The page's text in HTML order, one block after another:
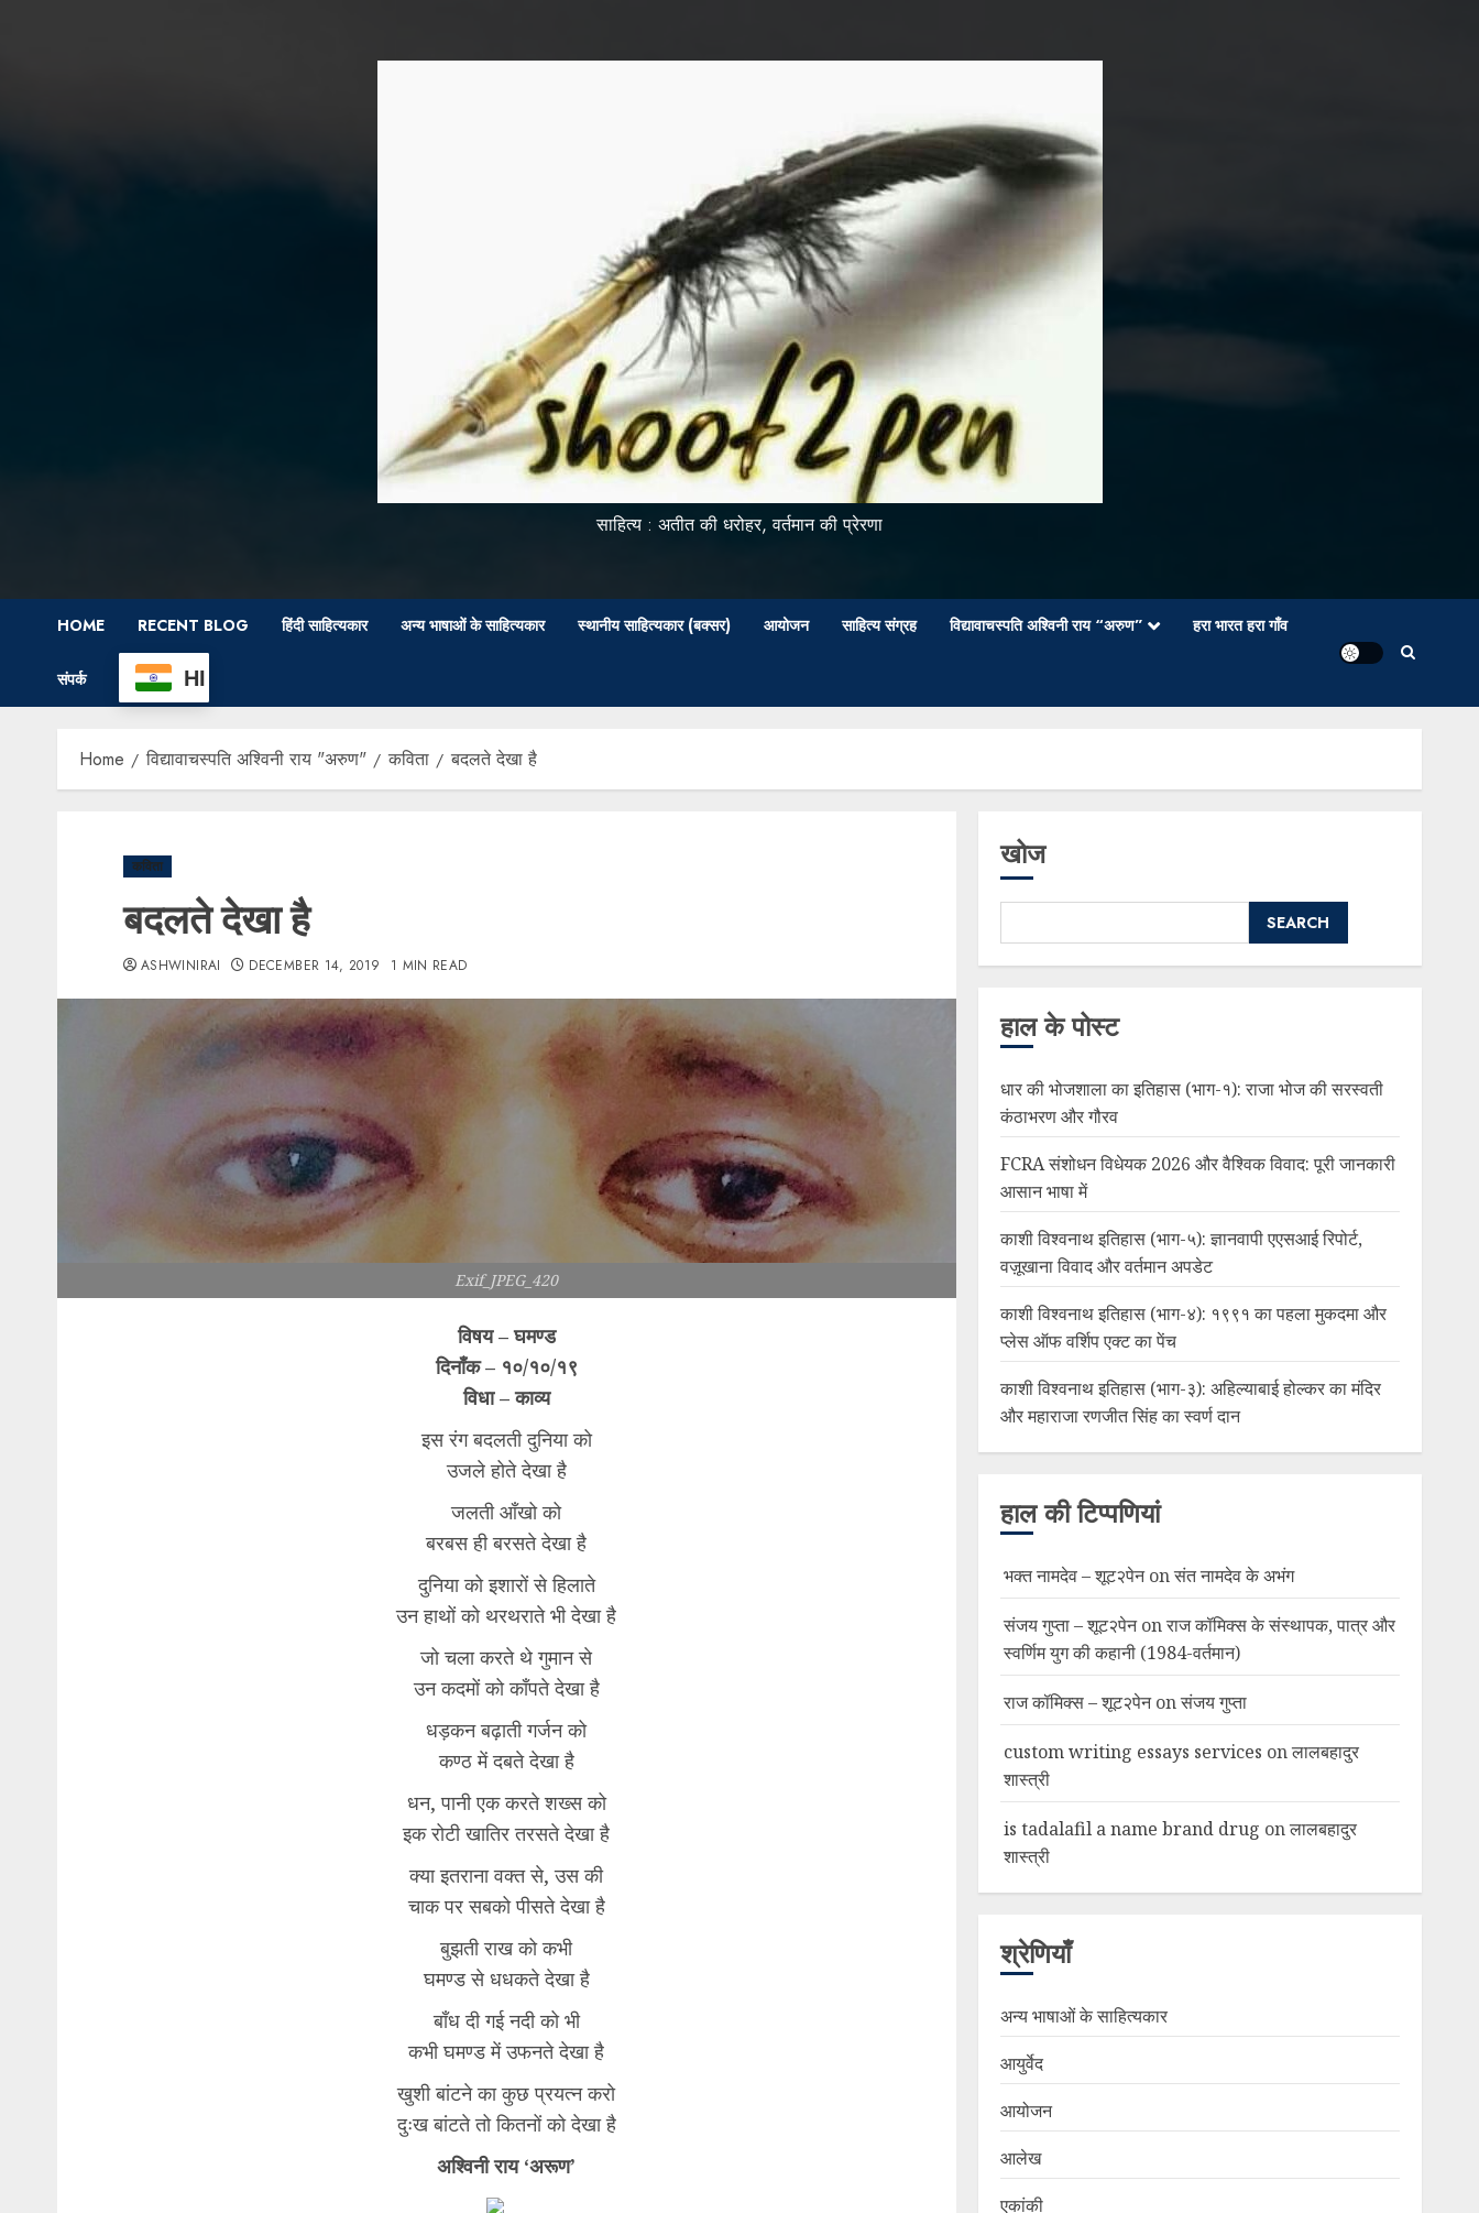
साहित्य : अतीत की धरोहर, वर्तमान की प्रेरणा
HOME RECENT BLOG हिंदी साहित्यकार अन्य भाषाओं के साहित्यकार स्थानीय साहित्यकार (बक्सर) आयोजन साहित्य संग्रह विद्यावाचस्पति अश्विनी राय “अरुण” हरा भारत हरा गाँव
संपर्क HI
Home विद्यावाचस्पति अश्विनी राय "अरुण" कविता बदलते देखा है
कविता
बदलते देखा है
ASHWINIRAI DECEMBER 14, 2019 1 MIN READ
Exif_JPEG_420
विषय – घमण्ड
दिनाँक – १०/१०/१९
विधा – काव्य
इस रंग बदलती दुनिया को
उजले होते देखा है
जलती आँखो को
बरबस ही बरसते देखा है
दुनिया को इशारों से हिलाते
उन हाथों को थरथराते भी देखा है
जो चला करते थे गुमान से
उन कदमों को काँपते देखा है
धड़कन बढ़ाती गर्जन को
कण्ठ में दबते देखा है
धन, पानी एक करते शख्स को
इक रोटी खातिर तरसते देखा है
क्या इतराना वक्त से, उस की
चाक पर सबको पीसते देखा है
बुझती राख को कभी
घमण्ड से धधकते देखा है
बाँध दी गई नदी को भी
कभी घमण्ड में उफनते देखा है
खुशी बांटने का कुछ प्रयत्न करो
दुःख बांटते तो कितनों को देखा है
अश्विनी राय ‘अरूण’
खोज
SEARCH
हाल के पोस्ट
धार की भोजशाला का इतिहास (भाग-१): राजा भोज की सरस्वती
कंठाभरण और गौरव
FCRA संशोधन विधेयक 2026 और वैश्विक विवाद: पूरी जानकारी
आसान भाषा में
काशी विश्वनाथ इतिहास (भाग-५): ज्ञानवापी एएसआई रिपोर्ट,
वज़ूखाना विवाद और वर्तमान अपडेट
काशी विश्वनाथ इतिहास (भाग-४): १९९१ का पहला मुकदमा और
प्लेस ऑफ वर्शिप एक्ट का पेंच
काशी विश्वनाथ इतिहास (भाग-३): अहिल्याबाई होल्कर का मंदिर
और महाराजा रणजीत सिंह का स्वर्ण दान
हाल की टिप्पणियां
भक्त नामदेव – शूट२पेनonसंत नामदेव के अभंग
संजय गुप्ता – शूट२पेनonराज कॉमिक्स के संस्थापक, पात्र और
स्वर्णिम युग की कहानी (1984-वर्तमान)
राज कॉमिक्स – शूट२पेनonसंजय गुप्ता
custom writing essays services onलालबहादुर
शास्त्री
is tadalafil a name brand drug onलालबहादुर
शास्त्री
श्रेणियाँ
अन्य भाषाओं के साहित्यकार
आयुर्वेद
आयोजन
आलेख
एकांकी